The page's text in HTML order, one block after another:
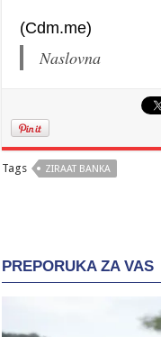
(Cdm.me)
Naslovna
Tags ZIRAAT BANKA